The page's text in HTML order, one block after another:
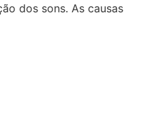
dos sons. As causas